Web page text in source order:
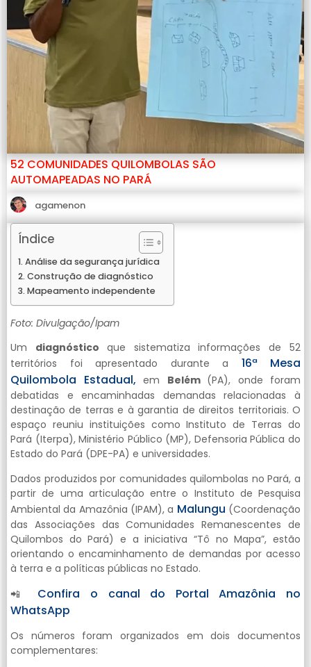
52 COMUNIDADES QUILOMBOLAS SÃO
AUTOMAPEADAS NO PARÁ
agamenon
Índice
Análise da segurança jurídica
Construção de diagnóstico
Mapeamento independente
Foto: Divulgação/Ipam
Um diagnóstico que sistematiza informações de 52
territórios foi apresentado durante a
16ª Mesa
Quilombola Estadual, em Belém (PA), onde foram
debatidas e encaminhadas demandas relacionadas à
destinação de terras e à garantia de direitos territoriais. O
espaço reuniu instituições como Instituto de Terras do
Pará (Iterpa), Ministério Público (MP), Defensoria Pública do
Estado do Pará (DPE-PA) e universidades.
Dados produzidos por comunidades quilombolas no Pará, a
partir de uma articulação entre o Instituto de Pesquisa
Ambiental da Amazônia (IPAM), a Malungu (Coordenação
das Associações das Comunidades Remanescentes de
Quilombos do Pará) e a iniciativa “Tô no Mapa”, estão
orientando o encaminhamento de demandas por acesso
à terra e a políticas públicas no Estado.
📲 Confira o canal do Portal Amazônia no
WhatsApp
Os números foram organizados em dois documentos
complementares: